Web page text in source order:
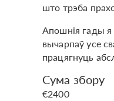
што трэба
Апошнія гады я
вычарпаў усе
працягнуць
Сума збору
€2400